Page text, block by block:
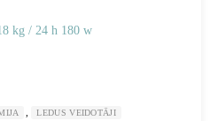
kg / 24 h 180 w
LEDUS VEIDOTĀJI